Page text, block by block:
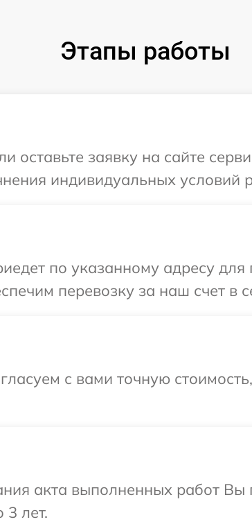
Этапы работы
оставьте заявку на сайте
индивидуальных условий
по указанному адресу для
перевозку за наш счет в
с вами точную
акта выполненных работ
3 лет.